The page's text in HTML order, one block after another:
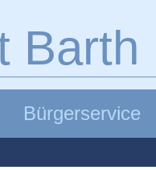
Barth
Bürgerservice